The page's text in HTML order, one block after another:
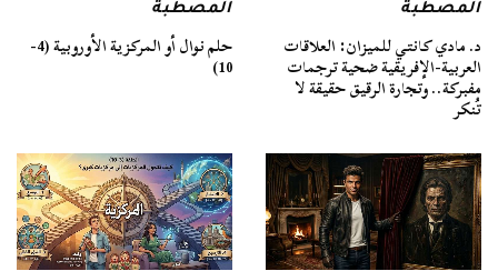
المصطبة
د. مادي كانتي للميزان: العلاقات
العربية-الإفريقية ضحية ترجمات
مفبركة.. وتجارة الرقيق حقيقة لا
تُنكر
المصطبة
حلم نوال أو المركزية الأوروبية (4-
10)